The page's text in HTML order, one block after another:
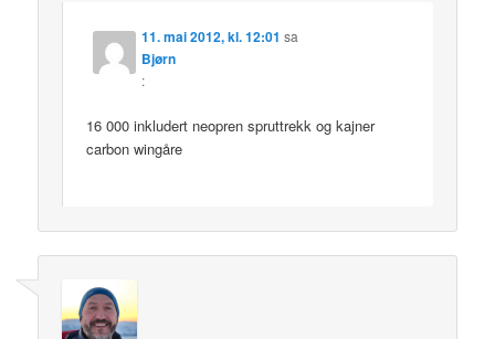
11. mai 2012, kl. 12:01 sa
Bjørn
:
16 000 inkludert neopren spruttrekk og kajner
carbon wingåre